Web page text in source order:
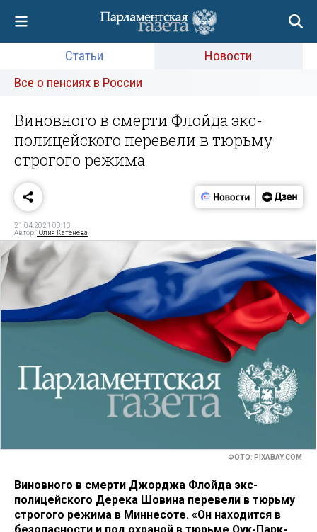
Статьи
Новости
Все о пенсиях в России
Виновного в смерти Флойда экс-
полицейского перевели в тюрьму
строгого режима
21.04.2021 08:10
Автор: Юлия Катенёва
ФОТО: PIXABAY.COM
Виновного в смерти Джорджа Флойда экс-
полицейского Дерека Шовина перевели в тюрьму
строгого режима в Миннесоте. «Он находится в
безопасности и под охраной в тюрьме Оук-Парк-